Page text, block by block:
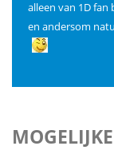
alleen van 1D fan
en andersom